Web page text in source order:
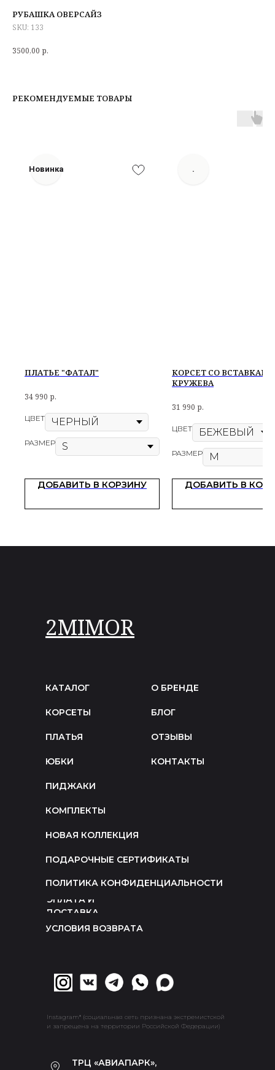
РУБАШКА ОВЕРСАЙЗ
SKU: 133
3500,00 р.
РЕКОМЕНДУЕМЫЕ ТОВАРЫ
.
КОРСЕТ СО
КРУЖЕВА
31 990 р.
ЦВЕТ
РАЗМЕР
ДОБАВИТЬ В
Новинка
ПЛАТЬЕ "ФАТАЛ"
34 990 р.
ЦВЕТ
РАЗМЕР
ДОБАВИТЬ В КОРЗИНУ
ПОЛИТИКА КОНФИДЕНЦИАЛЬНОСТИ
ОПЛАТА И
ДОСТАВКА
УСЛОВИЯ ВОЗВРАТА
КАТАЛОГ
КОРСЕТЫ
ПЛАТЬЯ
ЮБКИ
ПИДЖАКИ
КОМПЛЕКТЫ
НОВАЯ КОЛЛЕКЦИЯ
ПОДАРОЧНЫЕ СЕРТИФИКАТЫ
О БРЕНДЕ
БЛОГ
ОТЗЫВЫ
КОНТАКТЫ
2MIMOR
ТРЦ «АВИАПАРК»,
Instagram* (социальная сеть признана экстремистской
и запрещена на территории Российской Федерации)